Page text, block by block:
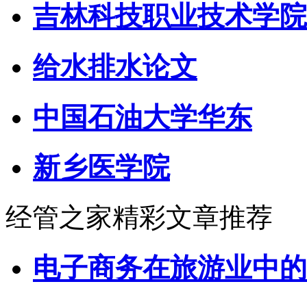
吉林科技职业技术学院
给水排水论文
中国石油大学华东
新乡医学院
经管之家精彩文章推荐
电子商务在旅游业中